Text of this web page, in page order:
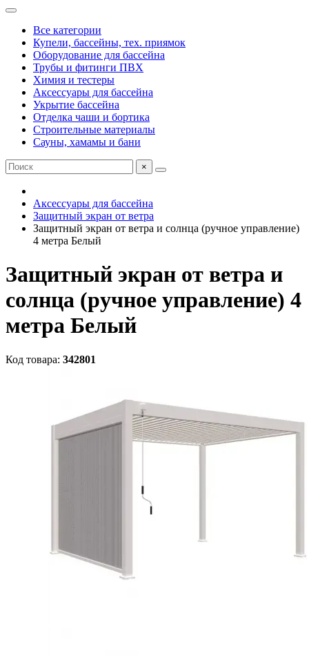
Все категории
Купели, бассейны, тех. приямок
Оборудование для бассейна
Трубы и фитинги ПВХ
Химия и тестеры
Аксессуары для бассейна
Укрытие бассейна
Отделка чаши и бортика
Строительные материалы
Сауны, хамамы и бани
×
Аксессуары для бассейна
Защитный экран от ветра
Защитный экран от ветра и солнца (ручное управление)
4 метра Белый
Защитный экран от ветра и
солнца (ручное управление) 4
метра Белый
Код товара: 342801